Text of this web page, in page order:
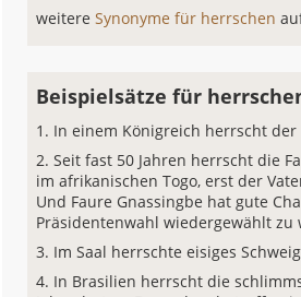
weitereSynonyme für herrschen
Beispielsätze für
In einem Königreich herrscht der
Seit fast 50 Jahren herrscht die
im afrikanischen Togo, erst der
Und Faure Gnassingbe hat gute
Präsidentenwahl wiedergewählt zu
Im Saal herrschte eisiges
In Brasilien herrscht die